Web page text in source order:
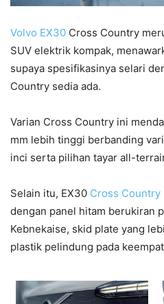
Volvo EX30 Cross Country
SUV elektrik kompak,
supaya spesifikasinya selari
Country sedia ada.
Varian Cross Country ini
mm lebih tinggi berbanding
inci serta pilihan tayar all-
Selain itu, EX30 Cross Country
dengan panel hitam berukiran
Kebnekaise, skid plate yang
plastik pelindung pada